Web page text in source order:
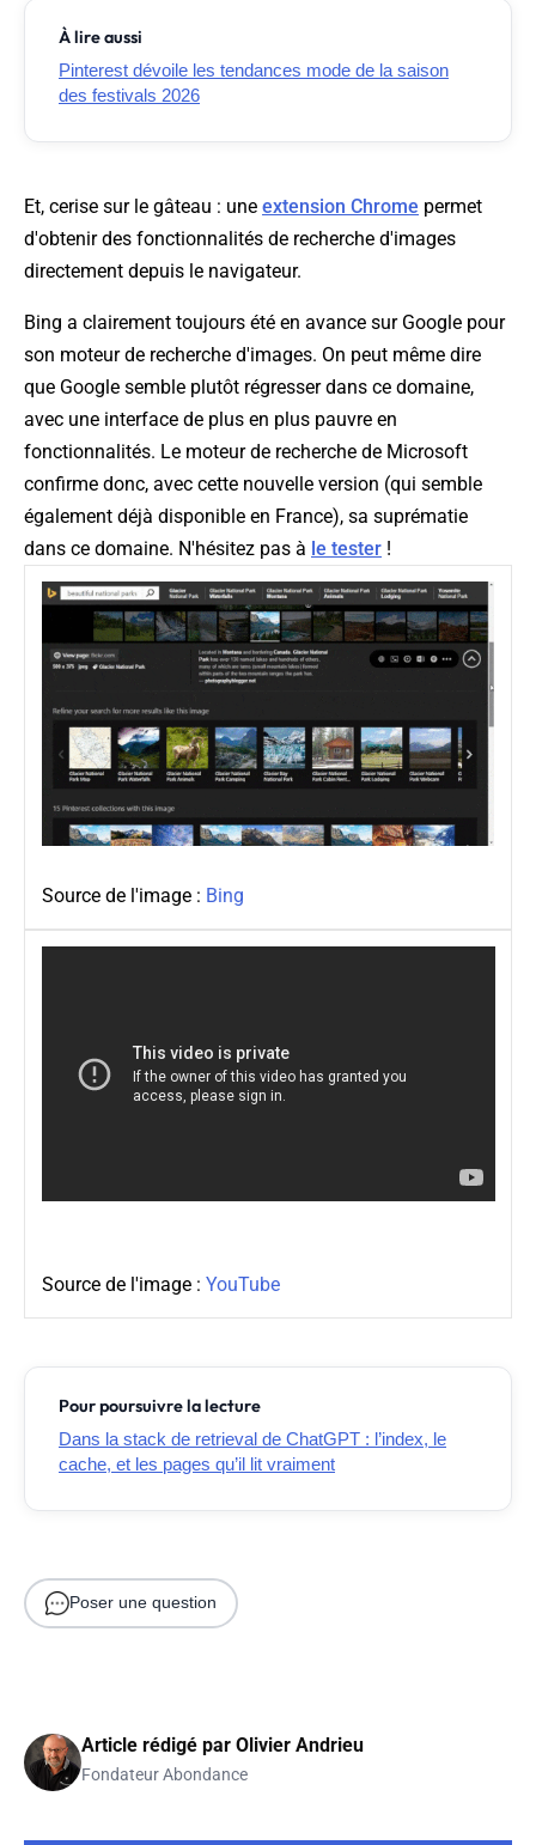
À lire aussi
Pinterest dévoile les tendances mode de la saison
des festivals 2026
Et, cerise sur le gâteau : une extension Chrome permet
d'obtenir des fonctionnalités de recherche d'images
directement depuis le navigateur.
Bing a clairement toujours été en avance sur Google pour
son moteur de recherche d'images. On peut même dire
que Google semble plutôt régresser dans ce domaine,
avec une interface de plus en plus pauvre en
fonctionnalités. Le moteur de recherche de Microsoft
confirme donc, avec cette nouvelle version (qui semble
également déjà disponible en France), sa suprématie
dans ce domaine. N'hésitez pas à le tester !
Source de l'image : Bing
Source de l'image : YouTube
Pour poursuivre la lecture
Dans la stack de retrieval de ChatGPT : l’index, le
cache, et les pages qu’il lit vraiment
Poser une question
Article rédigé par Olivier Andrieu
Fondateur Abondance